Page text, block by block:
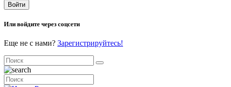
Или войдите через соцсети
Еще не с нами? Зарегистрируйтесь!